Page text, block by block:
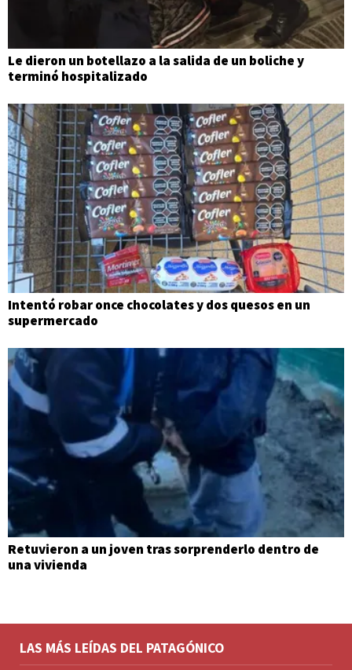
Le dieron un botellazo a la salida de un boliche y
terminó hospitalizado
Intentó robar once chocolates y dos quesos en un
supermercado
Retuvieron a un joven tras sorprenderlo dentro de
una vivienda
LAS MÁS LEÍDAS DEL PATAGÓNICO